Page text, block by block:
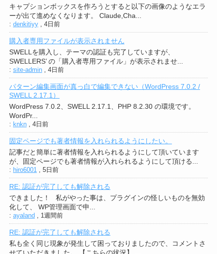
キャプションボックスを作ろうとすると以下の画像のようなエラ
ーが出て進めなくなります。 Claude,Cha...
: denkitiyy, 4日前
購入者専用ファイルが表示されません
SWELLを購入し、テーマの認証も完了していますが、
SWELLERS’ の「購入者専用ファイル」が表示されませ...
: site-admin, 4日前
パターン編集画面が真っ白で編集できない（WordPress 7.0.2 /
SWELL 2.17.1）
WordPress 7.0.2、SWELL 2.17.1、PHP 8.2.30 の環境です。
WordPr...
: knkn, 4日前
固定ページでも著者情報を入れられるようにしたい。
記事だと簡単に著者情報を入れられるようにして頂いています
が、固定ページでも著者情報が入れられるようにして頂ける...
: hiro6001, 5日前
RE: 認証が完了しても解除される
できました！ 私がやった事は、プラグインの怪しいものを無効
化して、 WP管理画面で申...
: ayaland , 1週間前
RE: 認証が完了しても解除される
私も全く同じ現象が発生して困っておりましたので、コメントさ